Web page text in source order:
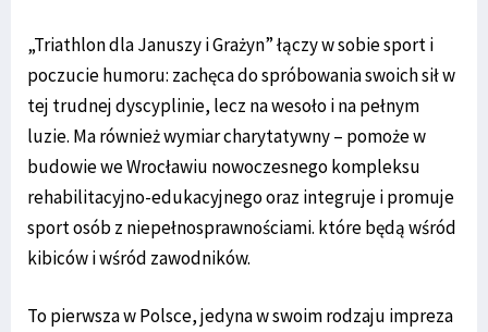
„Triathlon dla Januszy i Grażyn” łączy w sobie sport i
poczucie humoru: zachęca do spróbowania swoich sił w
tej trudnej dyscyplinie, lecz na wesoło i na pełnym
luzie. Ma również wymiar charytatywny – pomoże w
budowie we Wrocławiu nowoczesnego kompleksu
rehabilitacyjno-edukacyjnego oraz integruje i promuje
sport osób z niepełnosprawnościami. które będą wśród
kibiców i wśród zawodników.
To pierwsza w Polsce, jedyna w swoim rodzaju impreza